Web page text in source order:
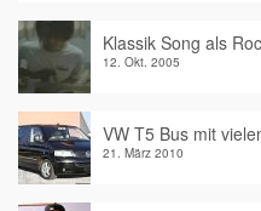
Klassik Song als
12. Okt. 2005
VW T5 Bus mit
21. März 2010